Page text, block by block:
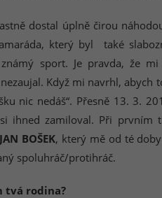
dostal úplně čirou
který byl také
sport. Je pravda, že
Když mi navrhl, abych
nic nedáš“. Přesně 13. 3.
ihned zamiloval. Při prvním
JAN BOŠEK, který mě od té
spoluhráč/protihráč.
tvá rodina?